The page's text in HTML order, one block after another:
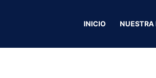
INICIO NUESTRA